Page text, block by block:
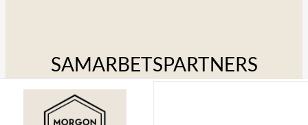
SAMARBETSPARTNERS